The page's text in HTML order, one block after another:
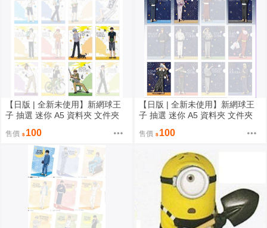
【日版 | 全新未使用】新網球王
子 抽選 迷你 A5 資料夾 文件夾
也
售價 100
【日版 | 全新未使用】新網球王
子 抽選 迷你 A5 資料夾 文件夾
雅治 忍足侑士
售價 100